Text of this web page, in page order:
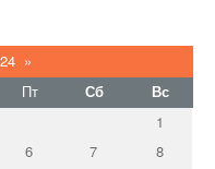
»
Пт Сб
Вс
1
6 7
8